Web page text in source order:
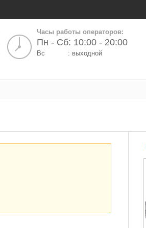
Часы работы операторов:
Пн - Сб: 10:00 - 20:00
Вс : выходной